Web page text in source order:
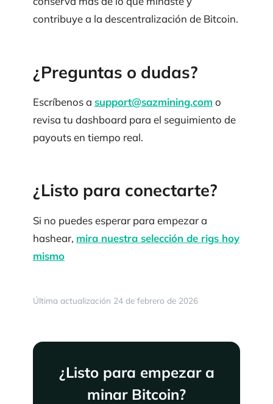
contribuye a la descentralización de Bitcoin.
¿Preguntas o dudas?
Escríbenos a support@sazmining.com o
revisa tu dashboard para el seguimiento de
payouts en tiempo real.
¿Listo para conectarte?
Si no puedes esperar para empezar a
hashear, mira nuestra selección de rigs hoy
mismo
Última actualización 24 de febrero de 2026
¿Listo para empezar a
minar Bitcoin?